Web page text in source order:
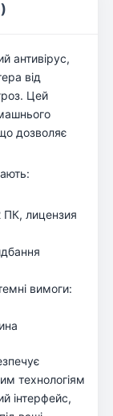
антивірус,
від
Цей
дозволяє
ПК, лицензия
вимоги:
технологіям
інтерфейс,